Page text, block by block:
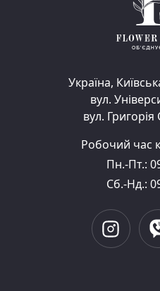
Україна,
вул.
вул.
Робочий час
Пн.-Пт.:
Сб.-Нд.: